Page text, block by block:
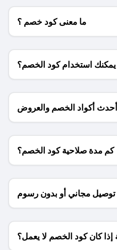
ما معنى كود خصم ؟
استخدام كود الخصم؟
أكواد الخصم والعروض
للمتاجر؟
كم مدة صلاحية كود الخصم؟
مجاني أو بدون رسوم
الشحن ؟
كان كود الخصم لا يعمل؟